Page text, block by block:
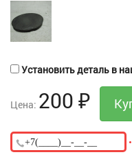
Установить деталь в
Цена: 200 ₽